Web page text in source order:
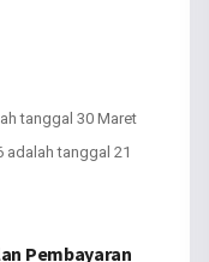
tanggal 30 Maret
adalah tanggal 21
Pembayaran